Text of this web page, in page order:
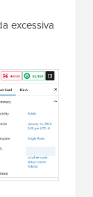
excessiva